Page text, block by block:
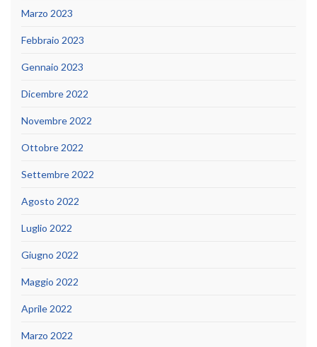
Marzo 2023
Febbraio 2023
Gennaio 2023
Dicembre 2022
Novembre 2022
Ottobre 2022
Settembre 2022
Agosto 2022
Luglio 2022
Giugno 2022
Maggio 2022
Aprile 2022
Marzo 2022